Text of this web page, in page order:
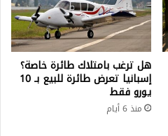
هل ترغب بامتلاك طائرة خاصة؟
إسبانيا تعرض طائرة للبيع بـ 10
يورو فقط
منذ 6 أيام